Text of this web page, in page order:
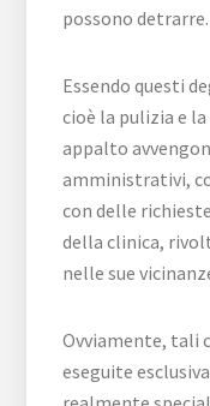
possono detrarre.
Essendo questi
cioè la pulizia e
appalto
amministrativi,
con delle
della clinica,
nelle sue
Ovviamente, tali
eseguite